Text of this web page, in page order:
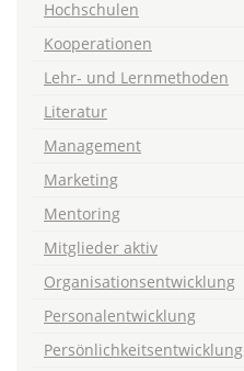
Hochschulen
Kooperationen
Lehr- und Lernmethoden
Literatur
Management
Marketing
Mentoring
Mitglieder aktiv
Organisationsentwicklung
Personalentwicklung
Persönlichkeitsentwicklung